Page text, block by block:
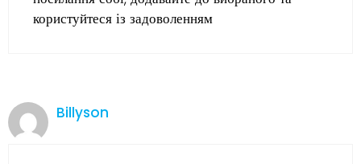
користуйтеся із задоволенням
Billyson